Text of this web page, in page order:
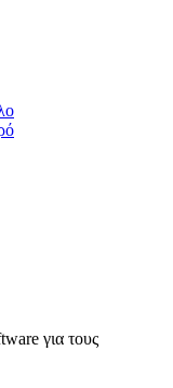
για τους